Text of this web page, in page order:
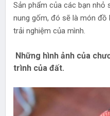
Sản phẩm của các bạn nhỏ
nung gốm, đó sẽ là món đồ
trải nghiệm của mình.
Những hình ảnh của
trình của đất.